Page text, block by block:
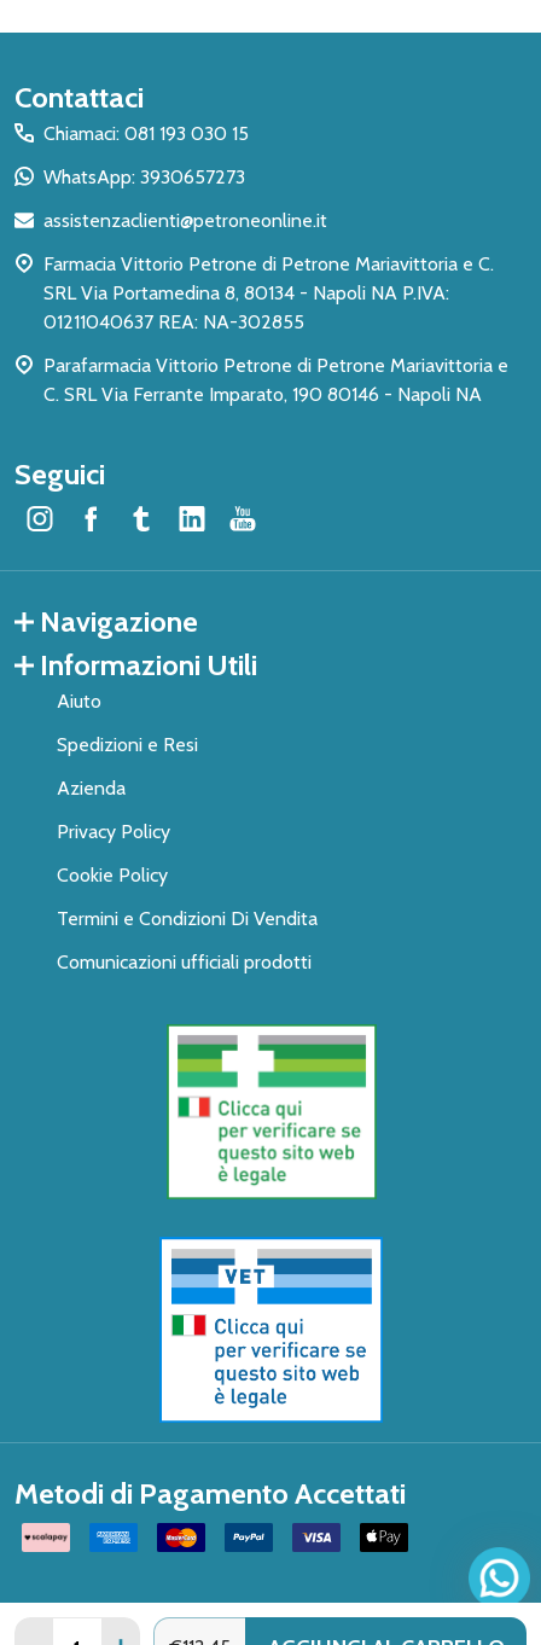
Quantità:
Inizio
del
piè
pagina
Contattaci
Chiamaci: 081 193 030 15
WhatsApp: 3930657273
assistenzaclienti@petroneonline.it
Farmacia Vittorio Petrone di Petrone Mariavittoria e C.
SRL Via Portamedina 8, 80134 - Napoli NA P.IVA:
01211040637 REA: NA-302855
Parafarmacia Vittorio Petrone di Petrone Mariavittoria e
C. SRL Via Ferrante Imparato, 190 80146 - Napoli NA
Seguici
Navigazione
Informazioni Utili
Aiuto
Spedizioni e Resi
Azienda
Privacy Policy
Cookie Policy
Termini e Condizioni Di Vendita
Comunicazioni ufficiali prodotti
Metodi di Pagamento Accettati